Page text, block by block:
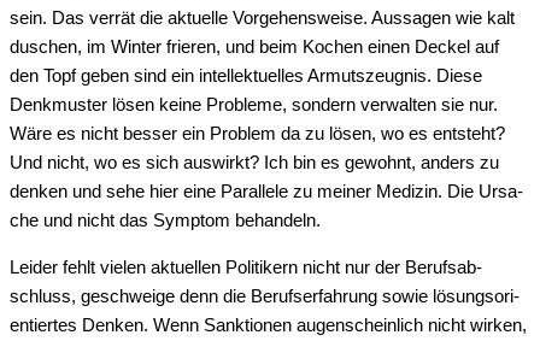
sein. Das ver­rät die aktu­el­le Vor­ge­hens­wei­se. Aus­sa­gen wie kalt
duschen, im Win­ter frie­ren, und beim Kochen einen Deckel auf
den Topf geben sind ein intel­lek­tu­el­les Armuts­zeug­nis. Die­se
Denk­mus­ter lösen kei­ne Pro­ble­me, son­dern ver­wal­ten sie nur.
Wäre es nicht bes­ser ein Pro­blem da zu lösen, wo es ent­steht?
Und nicht, wo es sich aus­wirkt? Ich bin es gewohnt, anders zu
den­ken und sehe hier eine Par­al­le­le zu mei­ner Medi­zin. Die Ursa­
che und nicht das Sym­ptom behandeln.
Lei­der fehlt vie­len aktu­el­len Poli­ti­kern nicht nur der Berufs­ab­
schluss, geschwei­ge denn die Berufs­er­fah­rung sowie lösungs­ori­
en­tier­tes Den­ken. Wenn Sank­tio­nen augen­schein­lich nicht wir­ken,